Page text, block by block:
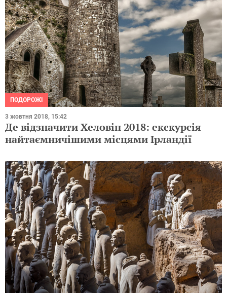
ПОДОРОЖІ
3 жовтня 2018, 15:42
Де відзначити Хеловін 2018: екскурсія
найтаємничішими місцями Ірландії